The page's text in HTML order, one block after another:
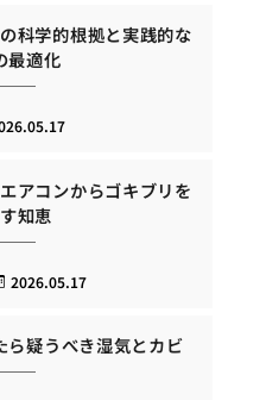
科学的根拠と実践的な
最適化
アコンからゴキブリを
知恵
2026.05.17
ら疑うべき湿気とカビ